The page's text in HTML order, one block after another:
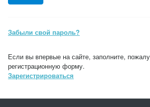
Забыли свой пароль?
Если вы впервые на сайте, заполните,
регистрационную форму.
Зарегистрироваться